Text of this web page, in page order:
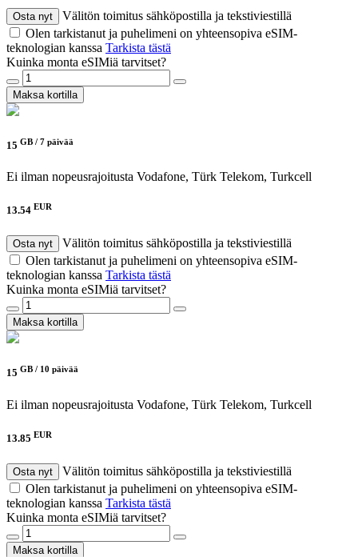
Osta nyt
Välitön toimitus sähköpostilla ja tekstiviestillä
Olen tarkistanut ja puhelimeni on yhteensopiva eSIM-
teknologian kanssa Tarkista tästä
Kuinka monta eSIMiä tarvitset?
Maksa kortilla
15 GB / 7 päivää
Ei ilman nopeusrajoitusta Vodafone, Türk Telekom, Turkcell
13.54 EUR
Osta nyt
Välitön toimitus sähköpostilla ja tekstiviestillä
Olen tarkistanut ja puhelimeni on yhteensopiva eSIM-
teknologian kanssa Tarkista tästä
Kuinka monta eSIMiä tarvitset?
Maksa kortilla
15 GB / 10 päivää
Ei ilman nopeusrajoitusta Vodafone, Türk Telekom, Turkcell
13.85 EUR
Osta nyt
Välitön toimitus sähköpostilla ja tekstiviestillä
Olen tarkistanut ja puhelimeni on yhteensopiva eSIM-
teknologian kanssa Tarkista tästä
Kuinka monta eSIMiä tarvitset?
Maksa kortilla